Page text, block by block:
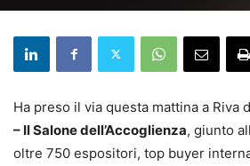
Ha preso il via questa mattina a Riva
– Il Salone dell’Accoglienza, giunto
oltre 750 espositori, top buyer